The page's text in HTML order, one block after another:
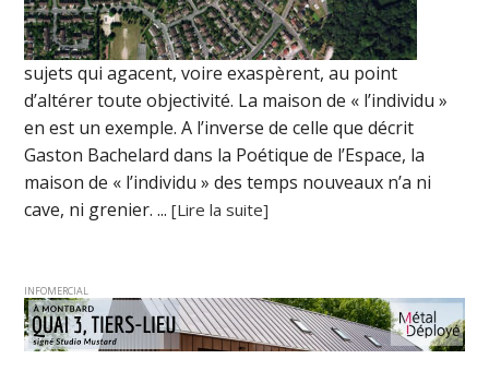
sujets qui agacent, voire exaspèrent, au point
d’altérer toute objectivité. La maison de « l’individu »
en est un exemple. A l’inverse de celle que décrit
Gaston Bachelard dans la Poétique de l’Espace, la
maison de « l’individu » des temps nouveaux n’a ni
cave, ni grenier. ...[Lire la suite]
INFOMERCIAL